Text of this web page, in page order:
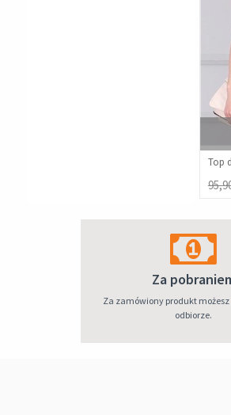
Top
Za
Za zamówiony produkt możesz
odbiorze.